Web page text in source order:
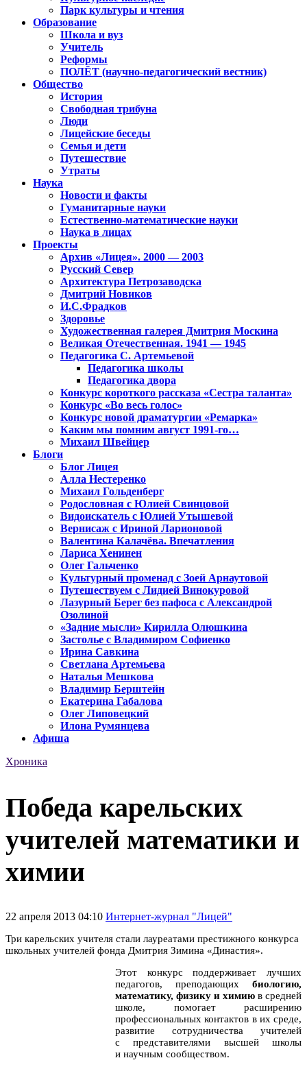
Парк культуры и чтения
Образование
Школа и вуз
Учитель
Реформы
ПОЛЁТ (научно-педагогический вестник)
Общество
История
Свободная трибуна
Люди
Лицейские беседы
Семья и дети
Путешествие
Утраты
Наука
Новости и факты
Гуманитарные науки
Естественно-математические науки
Наука в лицах
Проекты
Архив «Лицея». 2000 — 2003
Русский Север
Архитектура Петрозаводска
Дмитрий Новиков
И.С.Фрадков
Здоровье
Художественная галерея Дмитрия Москина
Великая Отечественная. 1941 — 1945
Педагогика С. Артемьевой
Педагогика школы
Педагогика двора
Конкурс короткого рассказа «Сестра таланта»
Конкурс «Во весь голос»
Конкурс новой драматургии «Ремарка»
Каким мы помним август 1991-го…
Михаил Швейцер
Блоги
Блог Лицея
Алла Нестеренко
Михаил Гольденберг
Родословная с Юлией Свинцовой
Видоискатель с Юлией Утышевой
Вернисаж с Ириной Ларионовой
Валентина Калачёва. Впечатления
Лариса Хенинен
Олег Гальченко
Культурный променад с Зоей Арнаутовой
Путешествуем с Лидией Винокуровой
Лазурный Берег без пафоса с Александрой
Озолиной
«Задние мысли» Кирилла Олюшкина
Застолье с Владимиром Софиенко
Ирина Савкина
Светлана Артемьева
Наталья Мешкова
Владимир Берштейн
Екатерина Габалова
Олег Липовецкий
Илона Румянцева
Афиша
Хроника
Победа карельских
учителей математики и
химии
22 апреля 2013 04:10 Интернет-журнал "Лицей"
Три карельских учителя стали лауреатами престижного конкурса
школьных учителей фонда Дмитрия Зимина «Династия».
Этот конкурс поддерживает лучших
педагогов, преподающих биологию,
математику, физику и химию в средней
школе, помогает расширению
профессиональных контактов в их среде,
развитие сотрудничества учителей
с представителями высшей школы
и научным сообществом.